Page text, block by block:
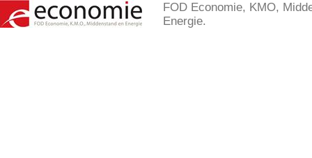
FOD Economie, KMO,
Energie.